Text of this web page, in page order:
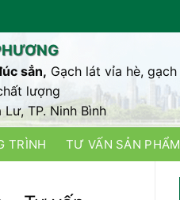
sẳn, Gạch lát vỉa hè, gạch
lượng
TP. Ninh Bình
TRÌNH TƯ VẤN SẢN PHẨM